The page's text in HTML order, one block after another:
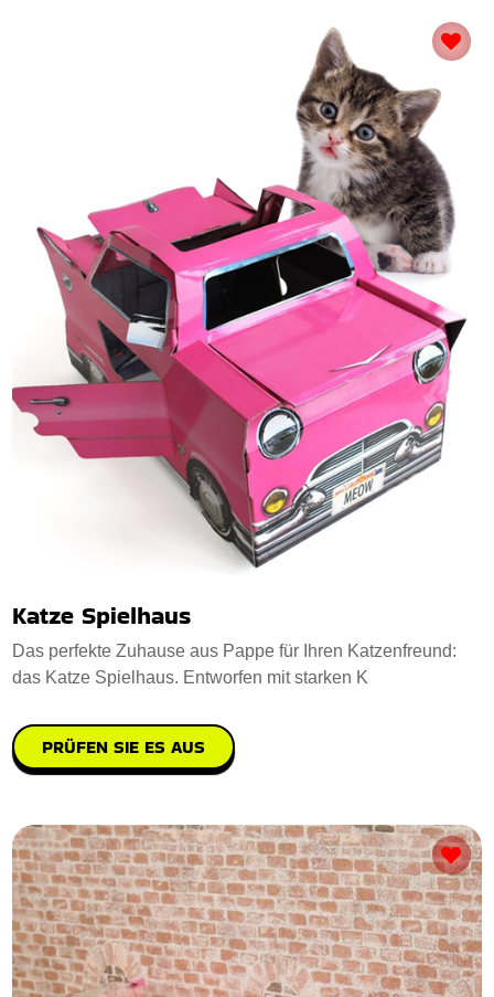
Katze Spielhaus
Das perfekte Zuhause aus Pappe für Ihren Katzenfreund:
das Katze Spielhaus. Entworfen mit starken K
PRÜFEN SIE ES AUS